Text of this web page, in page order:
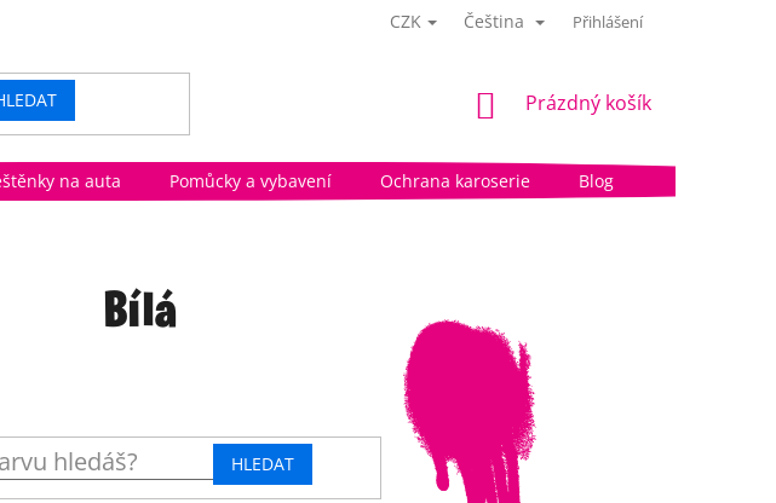
CZK Čeština Přihlášení
NÁKUPNÍ
Prázdný košík
na auta Pomůcky a vybavení Ochrana karoserie Blog
Bílá
HLEDAT